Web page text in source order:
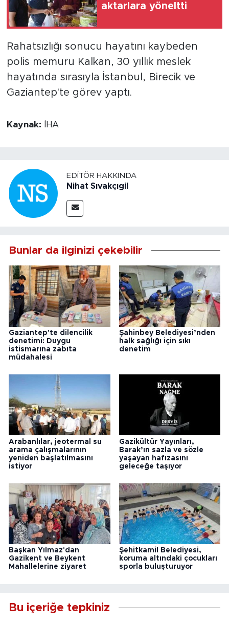
aktarlara yöneltti
Rahatsızlığı sonucu hayatını kaybeden
polis memuru Kalkan, 30 yıllık meslek
hayatında sırasıyla İstanbul, Birecik ve
Gaziantep'te görev yaptı.
Kaynak: İHA
EDITÖR HAKKINDA
Nihat Sıvakçıgil
Bunlar da ilginizi çekebilir
Gaziantep'te dilencilik
denetimi: Duygu
istismarına zabıta
müdahalesi
Şahinbey Belediyesi’nden
halk sağlığı için sıkı
denetim
Arabanlılar, jeotermal su
arama çalışmalarının
yeniden başlatılmasını
istiyor
Gazikültür Yayınları,
Barak’ın sazla ve sözle
yaşayan hafızasını
geleceğe taşıyor
Başkan Yılmaz'dan
Gazikent ve Beykent
Mahallelerine ziyaret
Şehitkamil Belediyesi,
koruma altındaki çocukları
sporla buluşturuyor
Bu içeriğe tepkiniz